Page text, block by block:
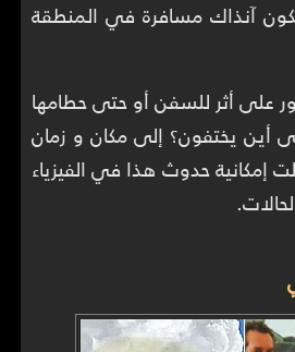
آنذاك مسافرة في المنطقة
على أثر للسفن أو حتى حطامها
أين يختفون؟ إلى مكان و زمان
إمكانية حدوث هذا في الفيزياء